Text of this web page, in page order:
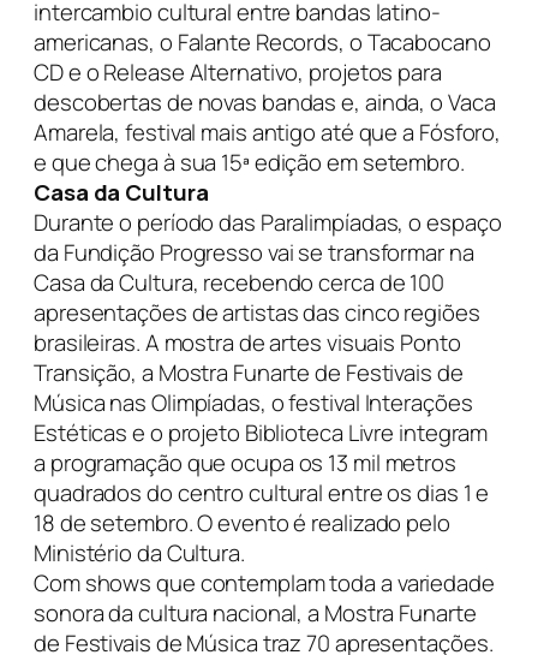
intercambio cultural entre bandas latino-
americanas, o Falante Records, o Tacabocano
CD e o Release Alternativo, projetos para
descobertas de novas bandas e, ainda, o Vaca
Amarela, festival mais antigo até que a Fósforo,
e que chega à sua 15ª edição em setembro.
Casa da Cultura
Durante o período das Paralimpíadas, o espaço
da Fundição Progresso vai se transformar na
Casa da Cultura, recebendo cerca de 100
apresentações de artistas das cinco regiões
brasileiras. A mostra de artes visuais Ponto
Transição, a Mostra Funarte de Festivais de
Música nas Olimpíadas, o festival Interações
Estéticas e o projeto Biblioteca Livre integram
a programação que ocupa os 13 mil metros
quadrados do centro cultural entre os dias 1 e
18 de setembro. O evento é realizado pelo
Ministério da Cultura.
Com shows que contemplam toda a variedade
sonora da cultura nacional, a Mostra Funarte
de Festivais de Música traz 70 apresentações.